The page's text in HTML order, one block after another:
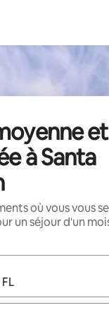
et
à Santa
où vous vous
un séjour d'un
utilisez les